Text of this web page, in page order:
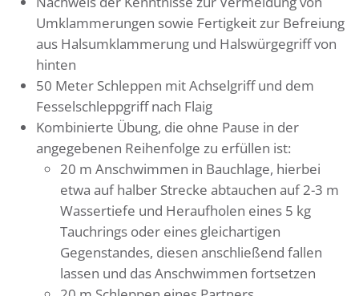
Umklammerungen sowie Fertigkeit zur Befreiung
aus Halsumklammerung und Halswürgegriff von
hinten
50 Meter Schleppen mit Achselgriff und dem
Fesselschleppgriff nach Flaig
Kombinierte Übung, die ohne Pause in der
angegebenen Reihenfolge zu erfüllen ist:
20 m Anschwimmen in Bauchlage, hierbei
etwa auf halber Strecke abtauchen auf 2-3 m
Wassertiefe und Heraufholen eines 5 kg
Tauchrings oder eines gleichartigen
Gegenstandes, diesen anschließend fallen
lassen und das Anschwimmen fortsetzen